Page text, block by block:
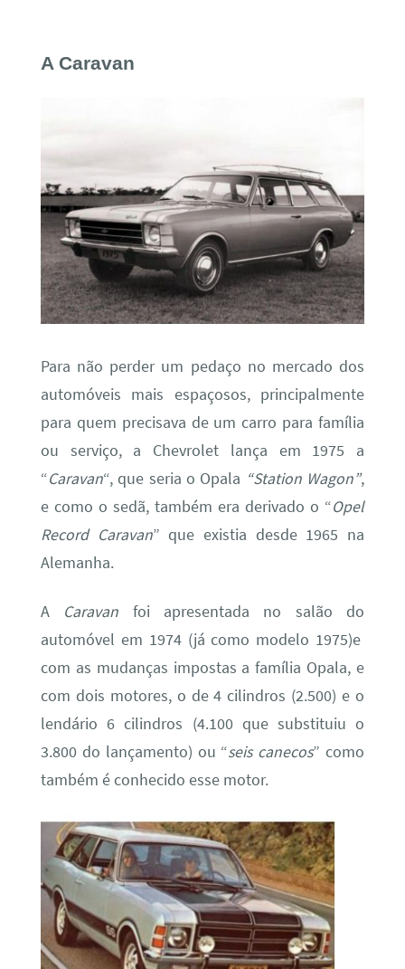
A Caravan
Para não perder um pedaço no mercado dos
automóveis mais espaçosos, principalmente
para quem precisava de um carro para família
ou serviço, a Chevrolet lança em 1975 a
“Caravan“, que seria o Opala “Station Wagon”,
e como o sedã, também era derivado o “Opel
Record Caravan” que existia desde 1965 na
Alemanha.
A Caravan foi apresentada no salão do
automóvel em 1974 (já como modelo 1975)e
com as mudanças impostas a família Opala, e
com dois motores, o de 4 cilindros (2.500) e o
lendário 6 cilindros (4.100 que substituiu o
3.800 do lançamento) ou “seis canecos” como
também é conhecido esse motor.